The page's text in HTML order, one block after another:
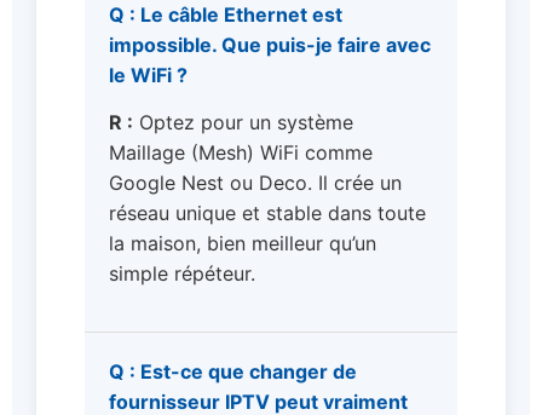
Q : Le câble Ethernet est
impossible. Que puis-je faire avec
le WiFi ?
R : Optez pour un système
Maillage (Mesh) WiFi comme
Google Nest ou Deco. Il crée un
réseau unique et stable dans toute
la maison, bien meilleur qu’un
simple répéteur.
Q : Est-ce que changer de
fournisseur IPTV peut vraiment